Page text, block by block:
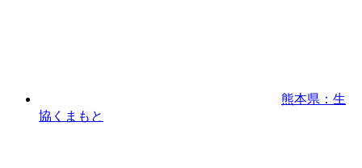
熊本県：生
協くまもと